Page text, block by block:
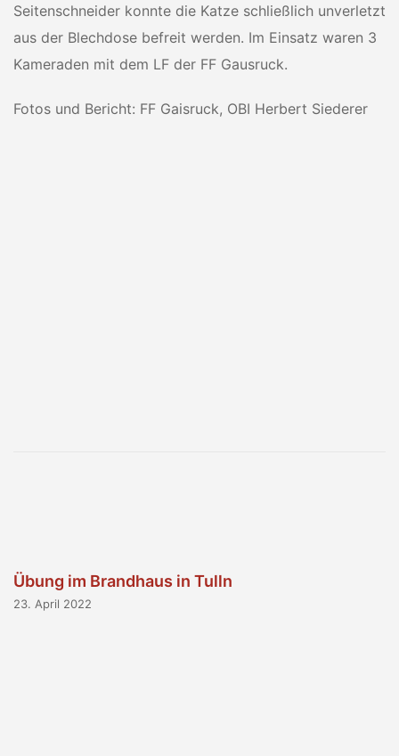
Seitenschneider konnte die Katze schließlich unverletzt
aus der Blechdose befreit werden. Im Einsatz waren 3
Kameraden mit dem LF der FF Gausruck.
Fotos und Bericht: FF Gaisruck, OBI Herbert Siederer
Übung im Brandhaus in Tulln
23. April 2022